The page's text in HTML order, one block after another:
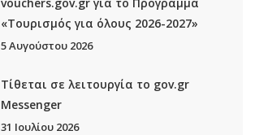
«Τουρισμός για όλους 2026-2027»
5 Αυγούστου 2026
Τίθεται σε λειτουργία το gov.gr
Μessenger
31 Ιουλίου 2026